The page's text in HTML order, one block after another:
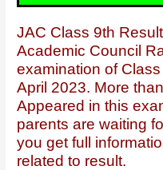
JAC Class 9th
Academic Council
examination of
April 2023. More
Appeared in this
parents are waiting
you get full
related to result.